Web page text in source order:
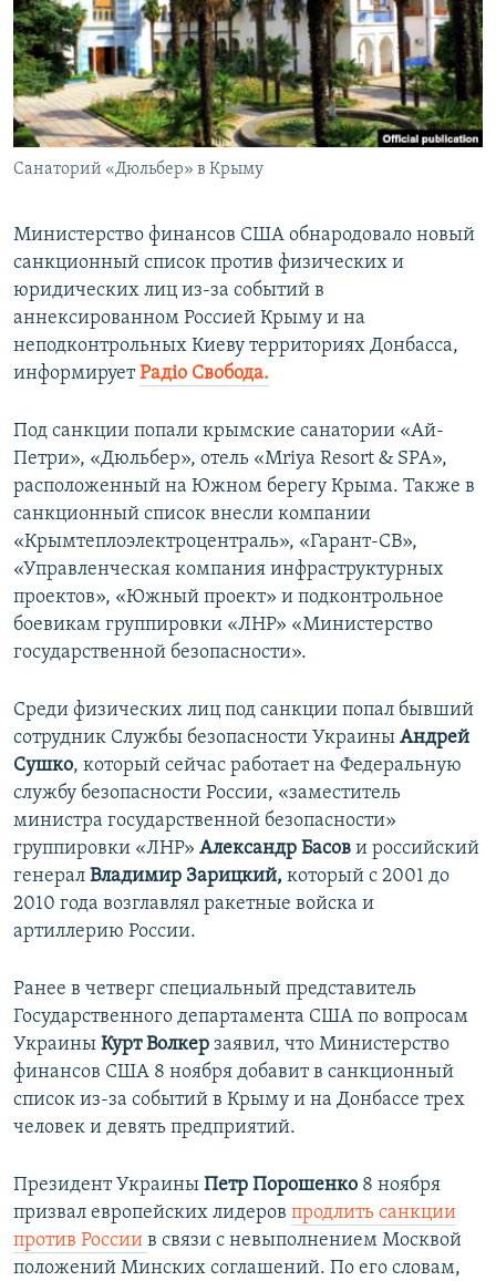
ПОБЕДИТЕЛЕЙ НЕ СУДЯТ?
КРЫМ.НЕПОКОРЕННЫЙ
ELIFBE
УКРАИНСКАЯ ПРОБЛЕМА КРЫМА
ПРИСОЕДИНЯЙТЕСЬ!
Все сайты RFE/RL
Санаторий «Дюльбер» в Крыму
Министерство финансов США обнародовало новый
санкционный список против физических и
юридических лиц из-за событий в
аннексированном Россией Крыму и на
неподконтрольных Киеву территориях Донбасса,
информируетРадіо Свобода.
Под санкции попали крымские санатории «Ай-
Петри», «Дюльбер», отель «Mriya Resort & SPA»,
расположенный на Южном берегу Крыма. Также в
санкционный список внесли компании
«Крымтеплоэлектроцентраль», «Гарант-СВ»,
«Управленческая компания инфраструктурных
проектов», «Южный проект» и подконтрольное
боевикам группировки «ЛНР» «Министерство
государственной безопасности».
Среди физических лиц под санкции попал бывший
сотрудник Службы безопасности Украины Андрей
Сушко, который сейчас работает на Федеральную
службу безопасности России, «заместитель
министра государственной безопасности»
группировки «ЛНР» Александр Басов и российский
генерал Владимир Зарицкий, который с 2001 до
2010 года возглавлял ракетные войска и
артиллерию России.
Ранее в четверг специальный представитель
Государственного департамента США по вопросам
Украины Курт Волкер заявил, что​ Министерство
финансов США 8 ноября добавит в санкционный
список из-за событий в Крыму и на Донбассе трех
человек и девять предприятий.
Президент Украины Петр Порошенко 8 ноября
призвал европейских лидеров продлить санкции
против России в связи с невыполнением Москвой
положений Минских соглашений. По его словам,